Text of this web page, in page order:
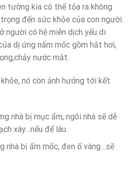
tường kia có thể tỏa ra không
đến sức khỏe của con người.
người có hệ miễn dịch yếu di
dị ứng nấm mốc gồm hắt hơi,
nước mắt.
nó còn ảnh hưởng tới kết
nhà bị mục ẩm, ngôi nhà sẽ dễ
xây…nếu để lâu.
nhà bị ẩm mốc, đen ố vàng…sẽ